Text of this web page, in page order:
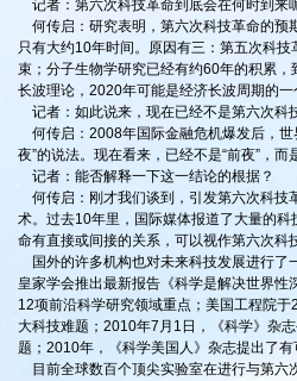
记者：第六次科技革命到底会在何时到来
何传启：研究表明，第六次科技革命的
只有大约10年时间。原因有三：第五次科
束；分子生物学研究已经有约60年的积累
长波理论，2020年可能是经济长波周期的一
记者：如此说来，现在已经不是第六次科
何传启：2008年国际金融危机爆发后，世
夜”的说法。现在看来，已经不是“前夜”，而是
记者：能否解释一下这一结论的根据？
何传启：刚才我们谈到，引发第六次科技
术。过去10年里，国际媒体报道了大量的
命有直接或间接的关系，可以视作第六次科
国外的许多机构也对未来科技发展进行了
皇家学会推出最新报告《科学是解决世界性
12项前沿科学研究领域重点；美国工程院
大科技难题；2010年7月1日，《科学》杂
题；2010年，《科学美国人》杂志提出了有
目前全球数百个顶尖实验室在进行与第六